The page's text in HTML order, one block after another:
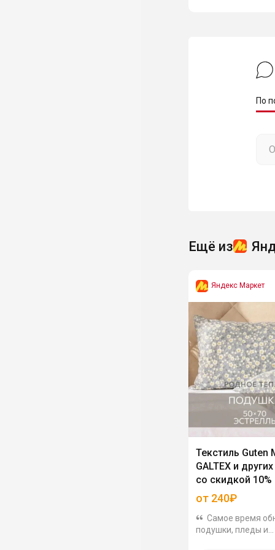
По
Ещё из
Яндекс Маркет
Текстиль Guten
GALTEX и
со скидкой 10%
от 240₽
Самое время
подушки, пледы и